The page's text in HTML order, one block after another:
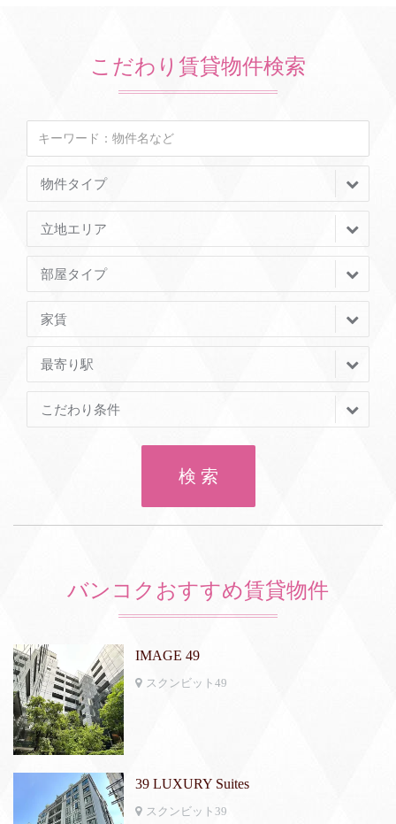
こだわり賃貸物件検索
物件タイプ
立地エリア
部屋タイプ
家賃
最寄り駅
こだわり条件
検 索
バンコクおすすめ賃貸物件
IMAGE 49
スクンビット49
39 LUXURY Suites
スクンビット39